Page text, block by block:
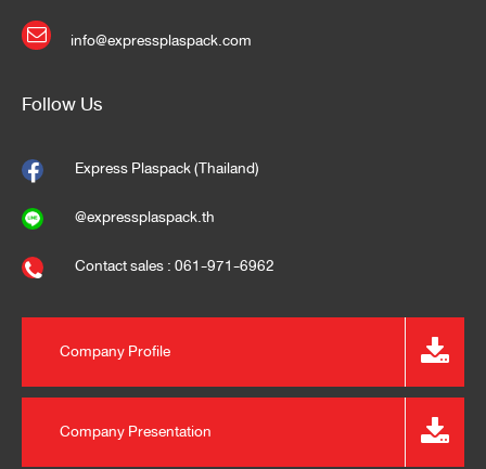
info@expressplaspack.com
Follow Us
Express Plaspack (Thailand)
@expressplaspack.th
Contact sales : 061-971-6962
Company Profile
Company Presentation